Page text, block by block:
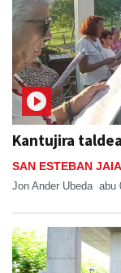
Kantujira
SAN ESTEBAN
Jon Ander Ubeda abu